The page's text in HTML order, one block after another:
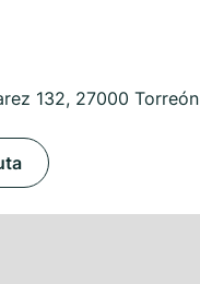
132, 27000 Torreón